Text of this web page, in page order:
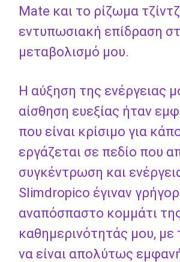
Mate και το ρίζωμα
εντυπωσιακή επίδραση
μεταβολισμό μου.
Η αύξηση της ενέργειας
αίσθηση ευεξίας ήταν
που είναι κρίσιμο για
εργάζεται σε πεδίο που
συγκέντρωση και
Slimdropico έγιναν
αναπόσπαστο κομμάτι
καθημερινότητάς μου,
να είναι απολύτως